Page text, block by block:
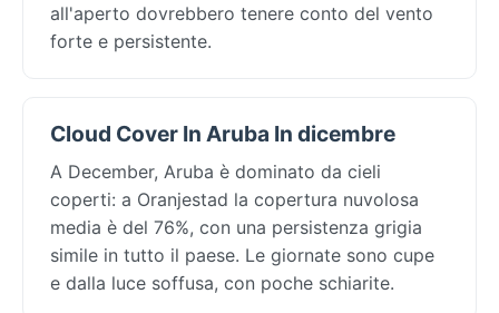
all'aperto dovrebbero tenere conto del vento
forte e persistente.
Cloud Cover In Aruba In dicembre
A December, Aruba è dominato da cieli
coperti: a Oranjestad la copertura nuvolosa
media è del 76%, con una persistenza grigia
simile in tutto il paese. Le giornate sono cupe
e dalla luce soffusa, con poche schiarite.